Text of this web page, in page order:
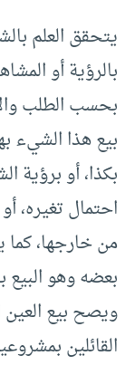
يتحقق العلم
بالرؤية أو
بحسب الطلب
بيع هذا الشيء
بكذا، أو
احتمال تغيره،
من خارجها،
بعضه وهو البيع
ويصح بيع العين
القائلين